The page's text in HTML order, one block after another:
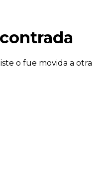
o fue movida a otra